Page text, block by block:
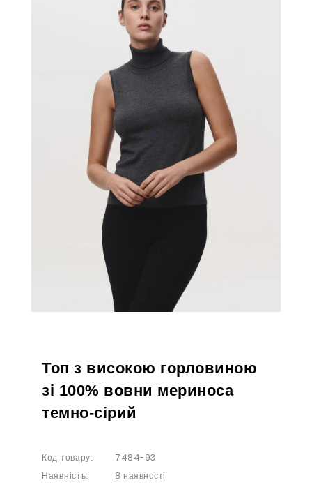
Топ з високою горловиною
зі 100% вовни мериноса
темно-сірий
Код товару: 7484-93
Наявність: В наявності